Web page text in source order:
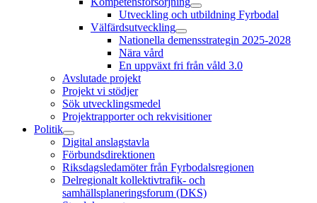
Utveckling och utbildning Fyrbodal
Välfärdsutveckling
Nationella demensstrategin 2025-2028
Nära vård
En uppväxt fri från våld 3.0
Avslutade projekt
Projekt vi stödjer
Sök utvecklingsmedel
Projektrapporter och rekvisitioner
Politik
Digital anslagstavla
Förbundsdirektionen
Riksdagsledamöter från Fyrbodalsregionen
Delregionalt kollektivtrafik- och
samhällsplaneringsforum (DKS)